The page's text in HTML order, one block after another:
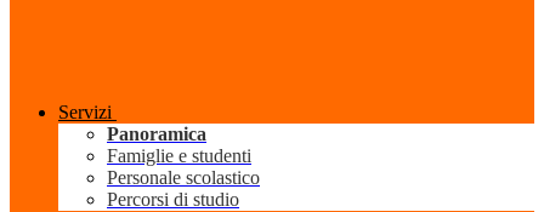
Servizi
Panoramica
Famiglie e studenti
Personale scolastico
Percorsi di studio